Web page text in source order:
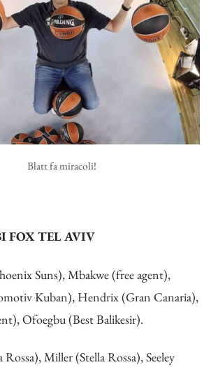
Blatt fa miracoli!
FOX TEL AVIV
Suns), Mbakwe (free agent),
Kuban), Hendrix (Gran Canaria),
Ofoegbu (Best Balikesir).
Rossa), Miller (Stella Rossa), Seeley